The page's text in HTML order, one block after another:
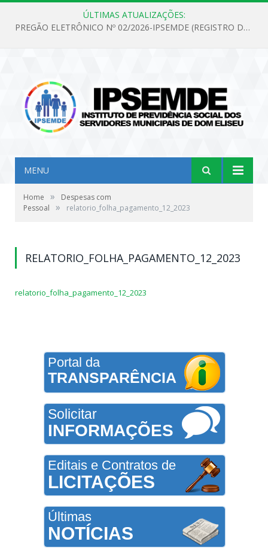
ÚLTIMAS ATUALIZAÇÕES:
PREGÃO ELETRÔNICO Nº 02/2026-IPSEMDE (REGISTRO DE PREÇOS PARA FUTURA E EVENTUAL AQUISIÇÃO DE MATERIAL DE LIMPEZA E GÊNEROS ALIMENTÍCIOS PARA ATENDER AS NECESSIDADES DO INSTITUTO DE PREVIDÊNCIA SOCIAL DOS SERVIDORES MUNICIPAIS DE DOM ELISEU.)
MENU
Home »
Despesas com
Pessoal
» relatorio_folha_pagamento_12_2023
RELATORIO_FOLHA_PAGAMENTO_12_2023
relatorio_folha_pagamento_12_2023
Portal da
TRANSPARÊNCIA
Solicitar
INFORMAÇÕES
Editais e Contratos de
LICITAÇÕES
Últimas
NOTÍCIAS